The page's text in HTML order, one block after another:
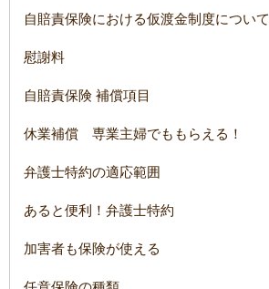
自賠責保険における仮渡金制度について
慰謝料
自賠責保険 補償項目
休業補償 専業主婦でももらえる！
弁護士特約の適応範囲
あると便利！弁護士特約
加害者も保険が使える